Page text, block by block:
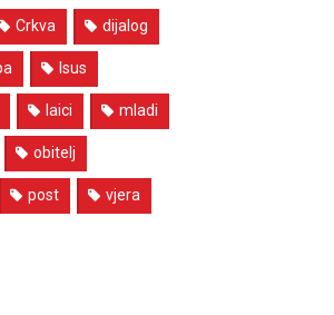
Crkva dijalog
Isus
laici mladi
obitelj
post vjera